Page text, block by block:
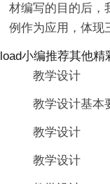
材编写的目的后，
例作为应用，体现
load小编推荐其他精
教学设计
教学设计基本
教学设计
教学设计